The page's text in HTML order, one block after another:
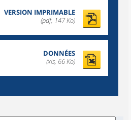
VERSION IMPRIMABLE
(pdf, 147 Ko)
DONNÉES
(xls, 66 Ko)